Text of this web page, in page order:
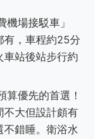
機場接駁車」
有，車程約25分
車站後站步行約
算優先的首選！
不大但設計頗有
不錯睡。衛浴水